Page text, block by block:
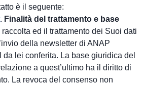
è il seguente:
. Finalità del trattamento e base
raccolta ed il trattamento dei Suoi dati
della newsletter di ANAP
lei conferita. La base giuridica del
a quest’ultimo ha il diritto di
La revoca del consenso non